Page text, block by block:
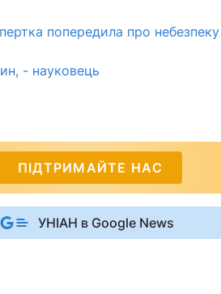
попередила про небезпеку
- науковець
ПІДТРИМАЙТЕ НАС
УНІАН в Google News